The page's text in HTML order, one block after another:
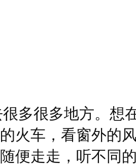
很多地方。想
火车，看窗外的
便走走，听不同